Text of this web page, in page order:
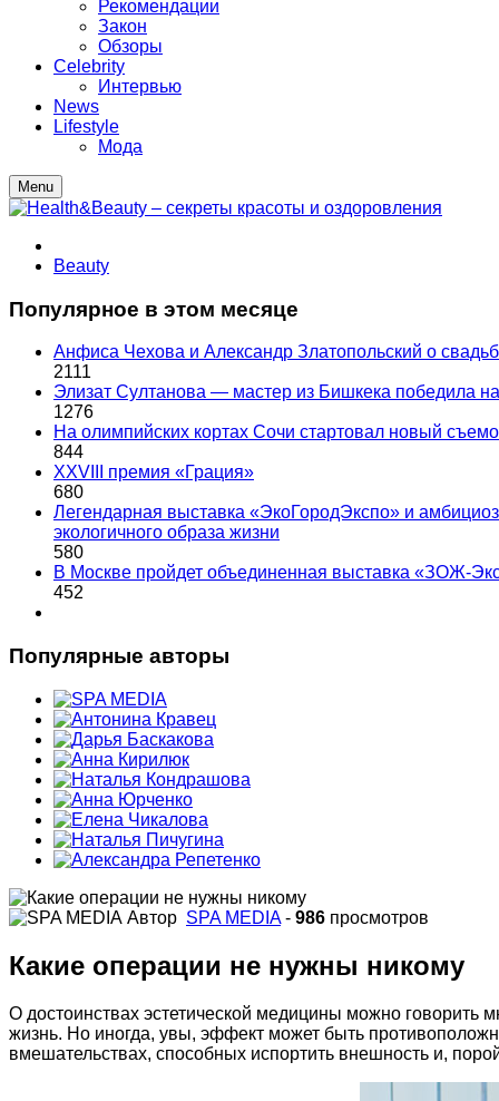
Рекомендации
Закон
Обзоры
Celebrity
Интервью
News
Lifestyle
Мода
Menu
Beauty
Популярное в этом месяце
Анфиса Чехова и Александр Златопольский о
2111
Элизат Султанова — мастер из Бишкека победила
1276
На олимпийских кортах Сочи стартовал новый
844
XXVIII премия «Грация»
680
Легендарная выставка «ЭкоГородЭкспо» и
экологичного образа жизни
580
В Москве пройдет объединенная выставка «ЗОЖ-
452
Популярные авторы
Автор SPA MEDIA - 986 просмотров
Какие операции не нужны никому
О достоинствах эстетической медицины можно говорить
жизнь. Но иногда, увы, эффект может быть
вмешательствах, способных испортить внешность и,